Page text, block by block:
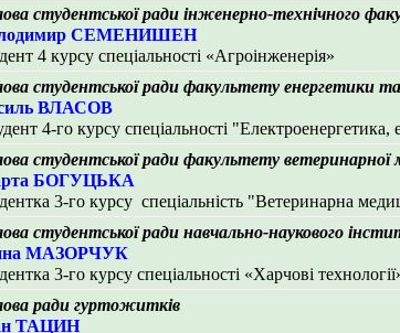
студентської ради інженерно-технічного
СЕМЕНИШЕН
4 курсу спеціальності «Агроінженерія»
студентської ради факультету енергетики
ВЛАСОВ
4-го курсу спеціальності "Електроенергетика,
студентської ради факультету
БОГУЦЬКА
3-го курсу спеціальність "Ветеринарна
студентської ради навчально-наукового
МАЗОРЧУК
3-го курсу спеціальності «Харчові
ради гуртожитків
ТАЦИН